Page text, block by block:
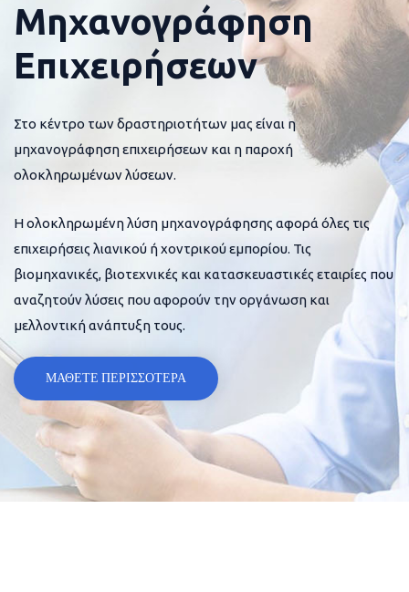
Μηχανογράφηση
Επιχειρήσεων
Στο κέντρο των δραστηριοτήτων μας είναι η
μηχανογράφηση επιχειρήσεων και η παροχή
ολοκληρωμένων λύσεων.
Η ολοκληρωμένη λύση μηχανογράφησης αφορά όλες τις
επιχειρήσεις λιανικού ή χοντρικού εμπορίου. Τις
βιομηχανικές, βιοτεχνικές και κατασκευαστικές εταιρίες που
αναζητούν λύσεις που αφορούν την οργάνωση και
μελλοντική ανάπτυξη τους.
ΜΑΘΕΤΕ ΠΕΡΙΣΣΟΤΕΡΑ